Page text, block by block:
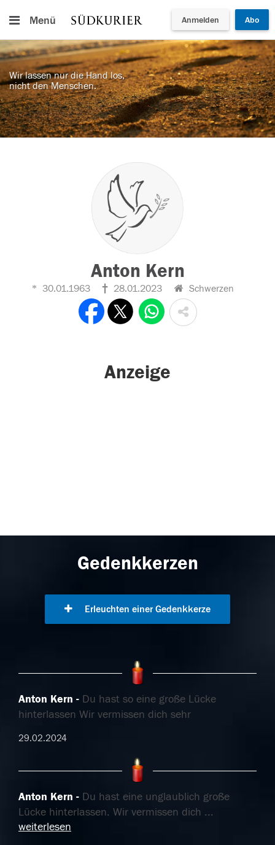
Menü Anmelden Abo
Wir lassen nur die Hand los,
nicht den Menschen.
Anton Kern
30.01.1963 28.01.2023 Schwerzen
Anzeige
Gedenkkerzen
Erleuchten einer Gedenkkerze
Anton Kern
Du hast so eine große Lücke
hinterlassen Wir vermissen dich sehr
29.02.2024
Anton Kern
Du hast eine unglaublich große
Lücke hinterlassen. Wir vermissen dich ...
weiterlesen